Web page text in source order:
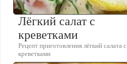
Лёгкий салат с
креветками
Рецепт приготовления лёгкий салата с
креветками